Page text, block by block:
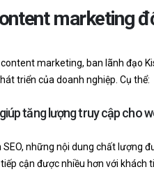
marketing
marketing, ban lãnh đạo
triển của doanh nghiệp. Cụ thể:
tăng lượng truy cập cho
SEO, những nội dung chất
cận được nhiều hơn với khách